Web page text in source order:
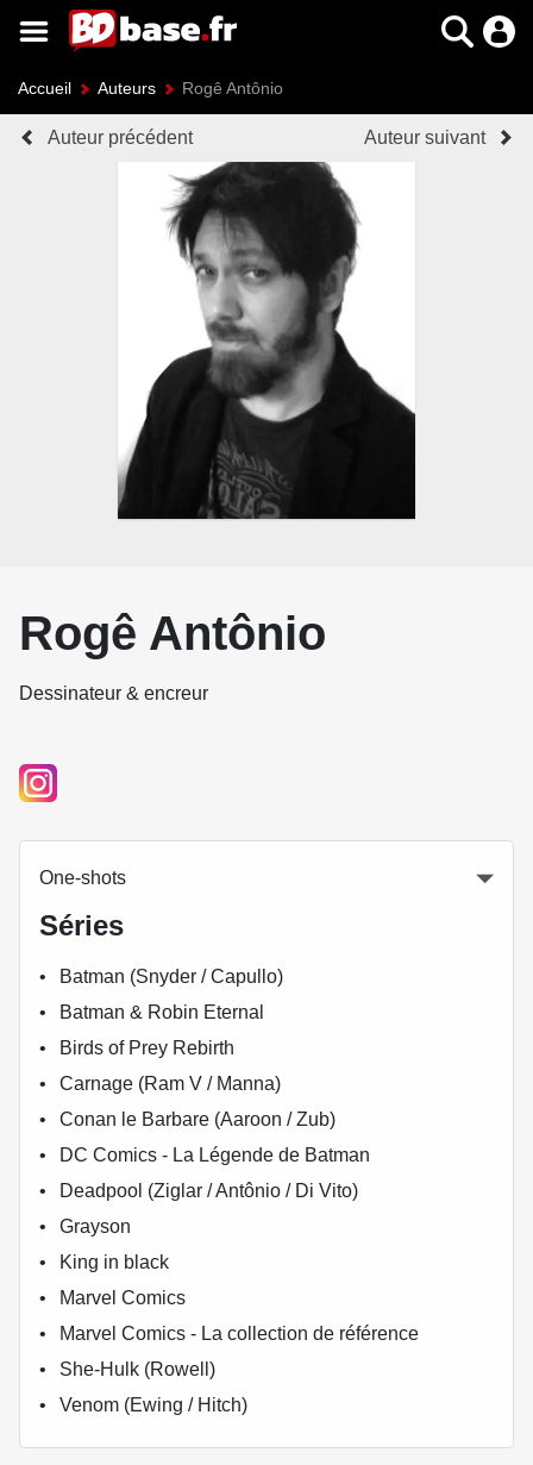
Accueil Auteurs Rogê Antônio
Auteur précédent Auteur suivant
Rogê Antônio
Dessinateur & encreur
One-shots
Séries
Batman (Snyder / Capullo)
Batman & Robin Eternal
Birds of Prey Rebirth
Carnage (Ram V / Manna)
Conan le Barbare (Aaroon / Zub)
DC Comics - La Légende de Batman
Deadpool (Ziglar / Antônio / Di Vito)
Grayson
King in black
Marvel Comics
Marvel Comics - La collection de référence
She-Hulk (Rowell)
Venom (Ewing / Hitch)